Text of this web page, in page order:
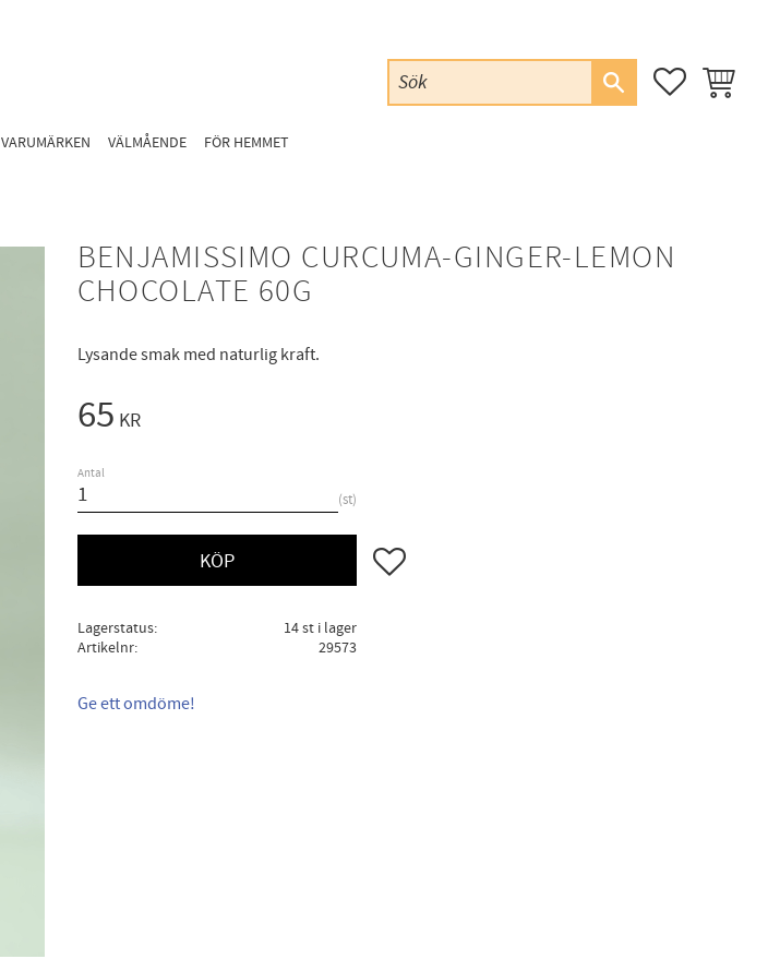
FAVORITER
VARUMÄRKEN VÄLMÅENDE FÖR HEMMET
BENJAMISSIMO CURCUMA-GINGER-LEMON
CHOCOLATE 60G
Lysande smak med naturlig kraft.
65 KR
Antal
st
KÖP Lägg till i favoriter
Lagerstatus
14 st i lager
Artikelnr
29573
Ge ett omdöme!